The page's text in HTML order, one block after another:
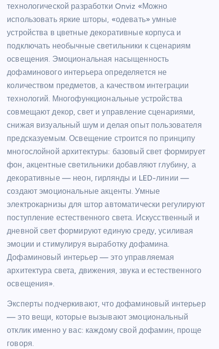
технологической разработки Onviz «Можно
использовать яркие шторы, «одевать» умные
устройства в цветные декоративные корпуса и
подключать необычные светильники к сценариям
освещения. Эмоциональная насыщенность
дофаминового интерьера определяется не
количеством предметов, а качеством интеграции
технологий. Многофункциональные устройства
совмещают декор, свет и управление сценариями,
снижая визуальный шум и делая опыт пользователя
предсказуемым. Освещение строится по принципу
многослойной архитектуры: базовый свет формирует
фон, акцентные светильники добавляют глубину, а
декоративные — неон, гирлянды и LED-линии —
создают эмоциональные акценты. Умные
электрокарнизы для штор автоматически регулируют
поступление естественного света. Искусственный и
дневной свет формируют единую среду, усиливая
эмоции и стимулируя выработку дофамина.
Дофаминовый интерьер — это управляемая
архитектура света, движения, звука и естественного
освещения».
Эксперты подчеркивают, что дофаминовый интерьер
— это вещи, которые вызывают эмоциональный
отклик именно у вас: каждому свой дофамин, проще
говоря.